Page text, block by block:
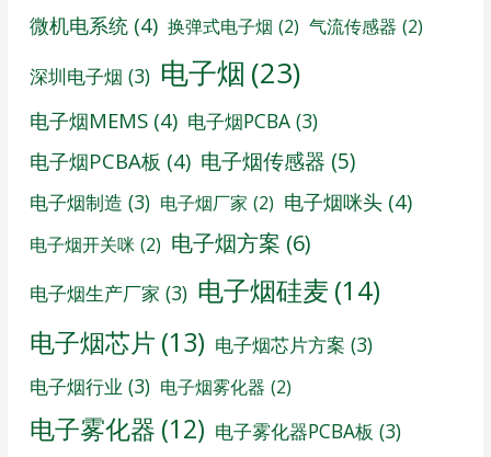
微机电系统 (4) 换弹式电子烟 (2) 气流传感器 (2)
深圳电子烟 (3) 电子烟 (23)
电子烟MEMS (4) 电子烟PCBA (3)
电子烟PCBA板 (4) 电子烟传感器 (5)
电子烟制造 (3) 电子烟厂家 (2) 电子烟咪头 (4)
电子烟开关咪 (2) 电子烟方案 (6)
电子烟生产厂家 (3) 电子烟硅麦 (14)
电子烟芯片 (13) 电子烟芯片方案 (3)
电子烟行业 (3) 电子烟雾化器 (2)
电子雾化器 (12) 电子雾化器PCBA板 (3)